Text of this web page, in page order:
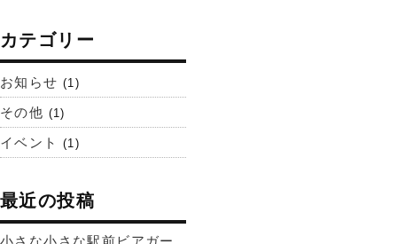
カテゴリー
お知らせ (1)
その他 (1)
イベント (1)
最近の投稿
小さな小さな駅前ビアガー